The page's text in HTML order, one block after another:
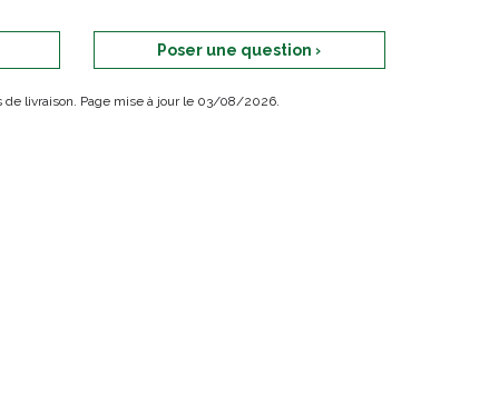
Poser une question ›
de livraison. Page mise à jour le 03/08/2026.